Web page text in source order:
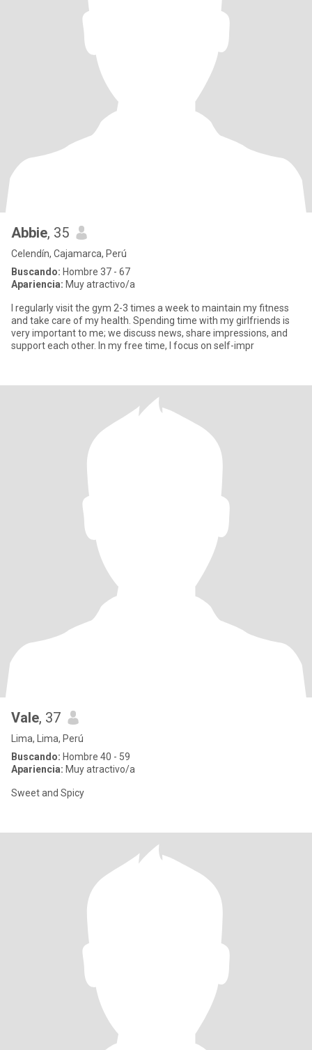
Abbie, 35
Celendín, Cajamarca, Perú
Buscando: Hombre 37 - 67
Apariencia: Muy atractivo/a
I regularly visit the gym 2-3 times a week to maintain my fitness
and take care of my health. Spending time with my girlfriends is
very important to me; we discuss news, share impressions, and
support each other. In my free time, I focus on self-impr
Vale, 37
Lima, Lima, Perú
Buscando: Hombre 40 - 59
Apariencia: Muy atractivo/a
Sweet and Spicy